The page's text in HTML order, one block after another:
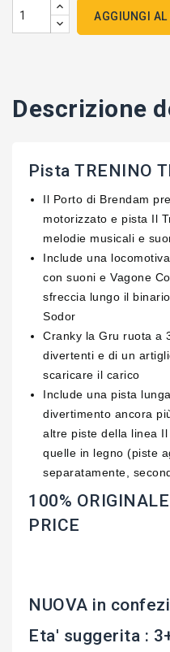
AGGIUNGI AL
Descrizione
Pista TRENINO
Il Porto di Brendam
motorizzato e pista Il
melodie musicali e
Include una
con suoni e Vagone
sfreccia lungo il
Sodor
Cranky la Gru ruota a
divertenti e di un
scaricare il carico
Include una pista
divertimento ancora
altre piste della linea
quelle in legno (piste
separatamente,
100%
PRICE
NUOVA in
Eta' suggerita :